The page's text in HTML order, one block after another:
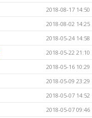
2018-08-17 14:50
2018-08-02 14:25
2018-05-24 14:58
2018-05-22 21:10
2018-05-16 10:29
2018-05-09 23:29
2018-05-07 14:52
2018-05-07 09:46